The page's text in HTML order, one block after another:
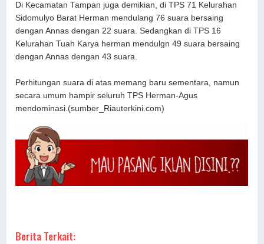
Di Kecamatan Tampan juga demikian, di TPS 71 Kelurahan
Sidomulyo Barat Herman mendulang 76 suara bersaing
dengan Annas dengan 22 suara. Sedangkan di TPS 16
Kelurahan Tuah Karya herman mendulgn 49 suara bersaing
dengan Annas dengan 43 suara.
Perhitungan suara di atas memang baru sementara, namun
secara umum hampir seluruh TPS Herman-Agus
mendominasi.(sumber_Riauterkini.com)
Berita Terkait: